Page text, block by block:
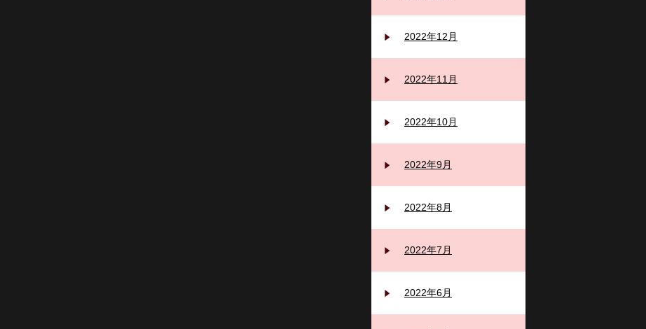
2022年12月
2022年11月
2022年10月
2022年9月
2022年8月
2022年7月
2022年6月